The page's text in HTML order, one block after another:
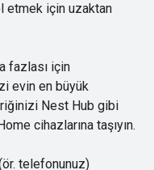
etmek için uzaktan
fazlası için
evin en büyük
Nest Hub gibi
cihazlarına taşıyın.
telefonunuz)